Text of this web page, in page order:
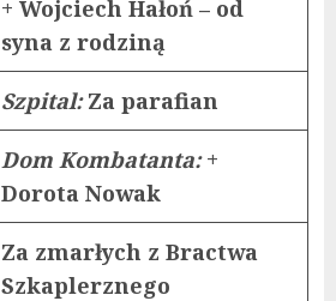
+ Wojciech Hałoń – od
syna z rodziną
Szpital:Za parafian
Dom Kombatanta:+
Dorota Nowak
Za zmarłych z Bractwa
Szkaplerznego